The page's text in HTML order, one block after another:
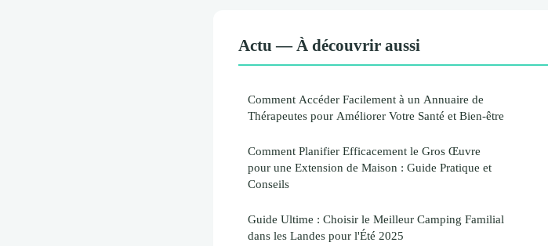
Actu — À découvrir aussi
Comment Accéder Facilement à un Annuaire de
Thérapeutes pour Améliorer Votre Santé et Bien-être
Comment Planifier Efficacement le Gros Œuvre
pour une Extension de Maison : Guide Pratique et
Conseils
Guide Ultime : Choisir le Meilleur Camping Familial
dans les Landes pour l'Été 2025